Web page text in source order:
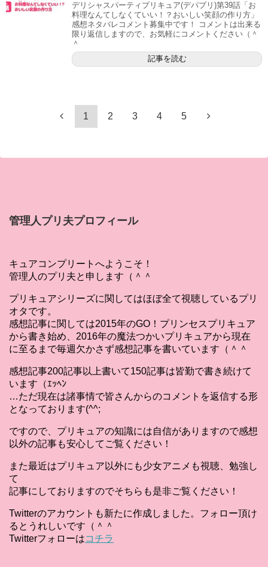
デリシャスパーティプリキュア(デパプリ)第39話「お
料理なんてしなくていい！？おいしい笑顔の作り方」
感想ネタバレコメント募集中です！ コメントは出来る
限り返信しますので、お気軽にコメントください（＾
＾
記事を読む
1 2 3 4 5
管理人プリ夫プロフィール
キュアコンプリートへようこそ！
管理人のプリ夫と申します（＾＾
プリキュアシリーズに関してはほぼ全て視聴しているプリ
オタです。
感想記事に関しては2015年のGO！プリンセスプリキュア
から書き始め、2016年の魔法つかいプリキュアから現在
に至るまで毎週欠かさず感想記事を書いています（＾＾
感想記事200記事以上書いて150記事は皆勤で書き続けて
います（ｴｯﾍﾝ
…ただ現在は諸事情で皆さんからのコメントを返信する形
となっております(^^;
ですので、プリキュアの知識には自信がありますので感想
以外の記事も安心してご覧ください！
また最近はプリキュア以外にも少女アニメも視聴、勉強し
て
記事にしておりますのでそちらも是非ご覧ください！
Twitterのアカウントも新たに作成しました。フォロー頂け
るとうれしいです（＾＾
Twitterフォローはコチラ